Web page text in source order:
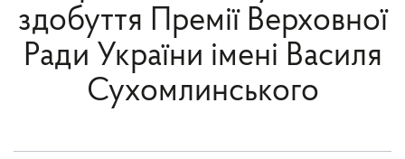
здобуття Премії Верховної
Ради України імені Василя
Сухомлинського